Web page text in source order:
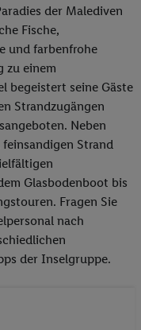
der Malediven
Fische,
und farbenfrohe
zu einem
begeistert seine Gäste
Strandzugängen
Neben
Strand
Glasbodenboot bis
Fragen Sie
nach
der Inselgruppe.